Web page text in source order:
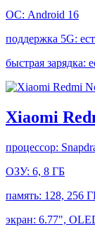
ОС: Android 16
поддержка 5G:
быстрая зарядка:
Xiaomi
процессор:
ОЗУ: 6, 8 ГБ
память: 128, 256
экран: 6.77",